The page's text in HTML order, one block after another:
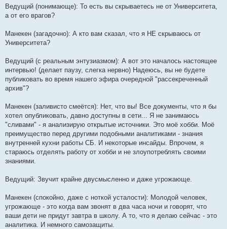
Ведущий (понимающе): То есть вы скрываетесь не от Университета,
а от его врагов?
Манекен (загадочно): А кто вам сказал, что я НЕ скрываюсь от
Университета?
Ведущий (с реальным энтузиазмом): А вот это началось настоящее
интервью! (делает паузу, слегка нервно) Надеюсь, вы не будете
публиковать во время нашего эфира очередной "рассекреченный
архив"?
Манекен (заливисто смеётся): Нет, что вы! Все документы, что я бы
хотел опубликовать, давно доступны в сети... Я не занимаюсь
"сливами" - я анализирую открытые источники. Это моё хобби. Моё
преимущество перед другими подобными аналитиками - знания
внутренней кухни работы СБ. И некоторые инсайды. Впрочем, я
стараюсь отделять работу от хобби и не злоупотреблять своими
знаниями.
Ведущий: Звучит крайне двусмысленно и даже угрожающе.
Манекен (спокойно, даже с ноткой усталости): Молодой человек,
угрожающе - это когда вам звонят в два часа ночи и говорят, что
ваши дети не придут завтра в школу. А то, что я делаю сейчас - это
аналитика. И немного самозащиты.